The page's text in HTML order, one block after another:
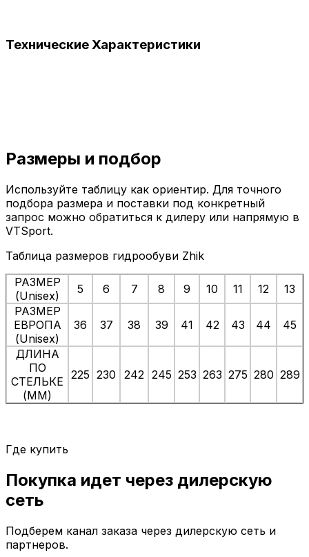
ТехническиеХарактеристики
Размеры и подбор
Используйте таблицу как ориентир. Для точного
подбора размера и поставки под конкретный
запрос можно обратиться к дилеру или напрямую в
VTSport.
Таблица размеров гидрообуви Zhik
РАЗМЕР
(Unisex)
5 6 7 8 9 10 11 12
13
РАЗМЕР
ЕВРОПА
(Unisex)
36 37 38 39 41 42 43 44 45
ДЛИНА
ПО
СТЕЛЬКЕ
(ММ)
225 230 242 245 253 263 275 280 289
Где купить
Покупка идет через дилерскую
сеть
Подберем канал заказа через дилерскую сеть и
партнеров.